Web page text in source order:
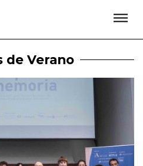
de Verano
DE CINE
PRENSA
NEWSLETTER